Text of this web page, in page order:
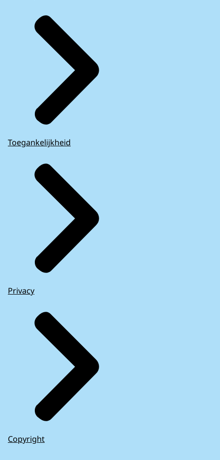
Toegankelijkheid
Privacy
Copyright